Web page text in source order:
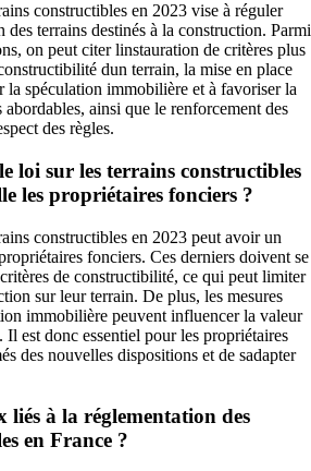
constructibles en 2023 vise à réguler
terrains destinés à la construction. Parmi
on peut citer linstauration de critères plus
dun terrain, la mise en place
la spéculation immobilière et à favoriser la
ainsi que le renforcement des
des règles.
loi sur les terrains constructibles
les propriétaires fonciers ?
constructibles en 2023 peut avoir un
fonciers. Ces derniers doivent se
de constructibilité, ce qui peut limiter
sur leur terrain. De plus, les mesures
immobilière peuvent influencer la valeur
Il est donc essentiel pour les propriétaires
des nouvelles dispositions et de sadapter
liés à la réglementation des
en France ?